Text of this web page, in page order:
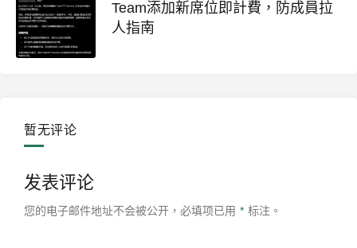
Team添加新席位即計費，防成員拉
人指南
暂无评论
发表评论
您的电子邮件地址不会被公开， 必填项已用 * 标注。